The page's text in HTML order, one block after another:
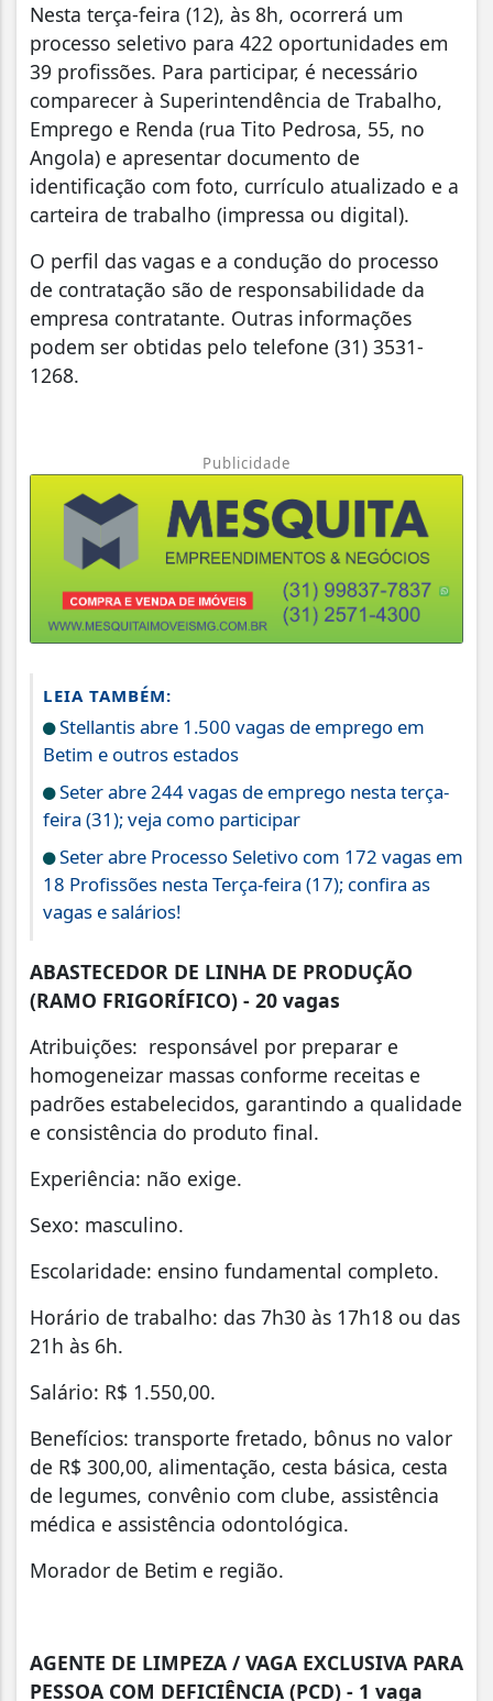
Nesta terça-feira (12), às 8h, ocorrerá um
processo seletivo para 422 oportunidades em
39 profissões. Para participar, é necessário
comparecer à Superintendência de Trabalho,
Emprego e Renda (rua Tito Pedrosa, 55, no
Angola) e apresentar documento de
identificação com foto, currículo atualizado e a
carteira de trabalho (impressa ou digital).
O perfil das vagas e a condução do processo
de contratação são de responsabilidade da
empresa contratante. Outras informações
podem ser obtidas pelo telefone (31) 3531-
1268.
Publicidade
LEIA TAMBÉM:
Stellantis abre 1.500 vagas de emprego em
Betim e outros estados
Seter abre 244 vagas de emprego nesta terça-
feira (31); veja como participar
Seter abre Processo Seletivo com 172 vagas em
18 Profissões nesta Terça-feira (17); confira as
vagas e salários!
ABASTECEDOR DE LINHA DE PRODUÇÃO
(RAMO FRIGORÍFICO) - 20 vagas
Atribuições: responsável por preparar e
homogeneizar massas conforme receitas e
padrões estabelecidos, garantindo a qualidade
e consistência do produto final.
Experiência: não exige.
Sexo: masculino.
Escolaridade: ensino fundamental completo.
Horário de trabalho: das 7h30 às 17h18 ou das
21h às 6h.
Salário: R$ 1.550,00.
Benefícios: transporte fretado, bônus no valor
de R$ 300,00, alimentação, cesta básica, cesta
de legumes, convênio com clube, assistência
médica e assistência odontológica.
Morador de Betim e região.
AGENTE DE LIMPEZA / VAGA EXCLUSIVA PARA
PESSOA COM DEFICIÊNCIA (PCD) - 1 vaga